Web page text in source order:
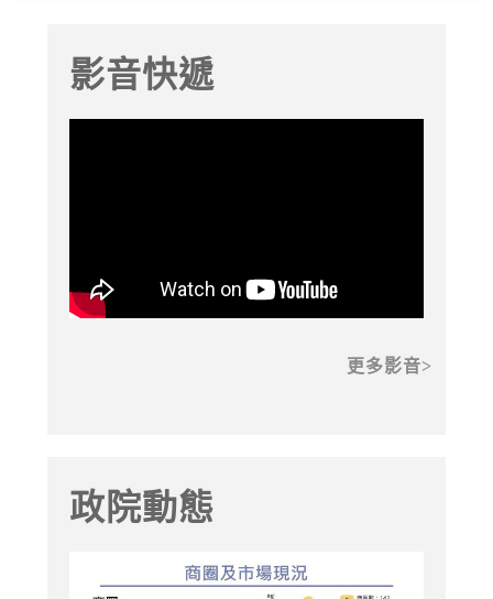
影音快遞
更多影音
政院動態